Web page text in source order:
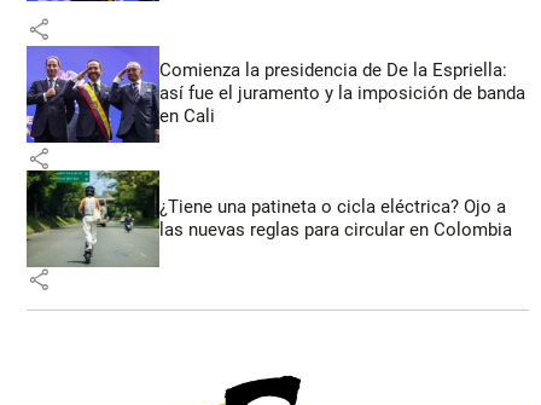
share
Comienza la presidencia de De la Espriella:
así fue el juramento y la imposición de banda
en Cali
share
¿Tiene una patineta o cicla eléctrica? Ojo a
las nuevas reglas para circular en Colombia
share